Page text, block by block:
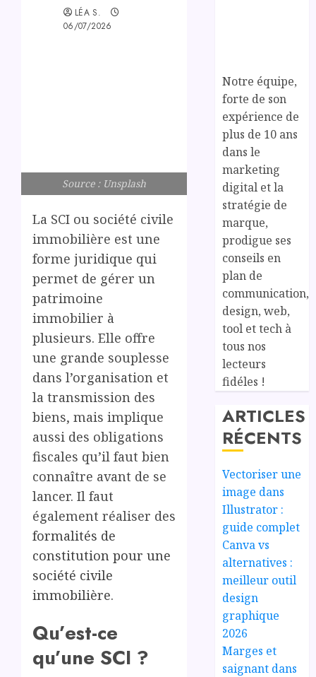
LÉA S.
06/07/2026
Source : Unsplash
La SCI ou société civile
immobilière est une
forme juridique qui
permet de gérer un
patrimoine
immobilier à
plusieurs. Elle offre
une grande souplesse
dans l’organisation et
la transmission des
biens, mais implique
aussi des obligations
fiscales qu’il faut bien
connaître avant de se
lancer. Il faut
également réaliser des
formalités de
constitution pour une
société civile
immobilière.
Qu’est-ce
qu’une SCI ?
Notre équipe,
forte de son
expérience de
plus de 10 ans
dans le
marketing
digital et la
stratégie de
marque,
prodigue ses
conseils en
plan de
communication,
design, web,
tool et tech à
tous nos
lecteurs
fidéles !
ARTICLES
RÉCENTS
Vectoriser une
image dans
Illustrator :
guide complet
Canva vs
alternatives :
meilleur outil
design
graphique
2026
Marges et
saignant dans